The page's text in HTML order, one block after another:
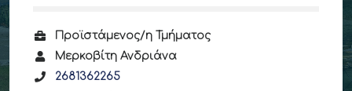
Προϊστάμενος/η Τμήματος
Μερκοβίτη Ανδριάνα
2681362265